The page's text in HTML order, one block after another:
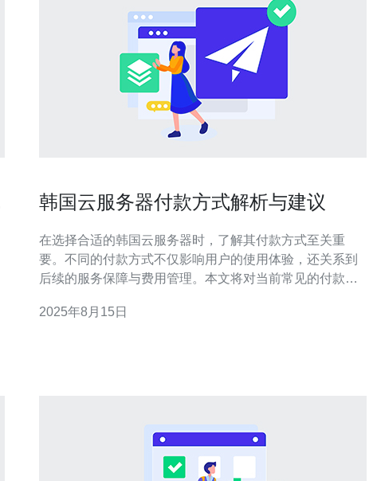
韩国云服务器付款方式解析与建议
在选择合适的韩国云服务器时，了解其付款方式至关重
要。不同的付款方式不仅影响用户的使用体验，还关系到
后续的服务保障与费用管理。本文将对当前常见的付款方
供商，帮助用户实现高效、便捷的服务器购买体验。 常见
2025年8月15日